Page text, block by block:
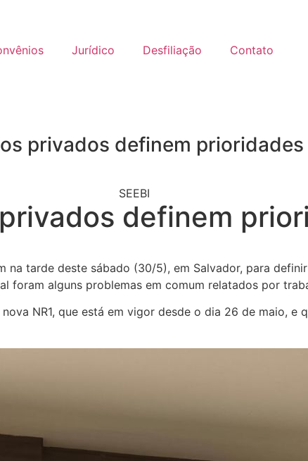
Jurídico Desfiliação Contato
privados definem prioridades
SEEBI
definem
na tarde deste sábado (30/5), em Salvador, para
foram alguns problemas em comum relatados por
NR1, que está em vigor desde o dia 26 de maio, e